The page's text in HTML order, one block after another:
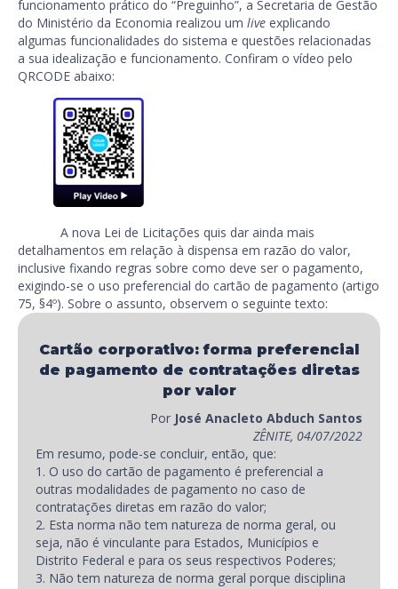
funcionamento prático do “Preguinho”, a Secretaria de Gestão
do Ministério da Economia realizou um live explicando
algumas funcionalidades do sistema e questões relacionadas
a sua idealização e funcionamento. Confiram o vídeo pelo
QRCODE abaixo:
A nova Lei de Licitações quis dar ainda mais
detalhamentos em relação à dispensa em razão do valor,
inclusive fixando regras sobre como deve ser o pagamento,
exigindo-se o uso preferencial do cartão de pagamento (artigo
75, §4º). Sobre o assunto, observem o seguinte texto:
Cartão corporativo: forma preferencial
de pagamento de contratações diretas
por valor
Por José Anacleto Abduch Santos
ZÊNITE, 04/07/2022
Em resumo, pode-se concluir, então, que:
1. O uso do cartão de pagamento é preferencial a
outras modalidades de pagamento no caso de
contratações diretas em razão do valor;
2. Esta norma não tem natureza de norma geral, ou
seja, não é vinculante para Estados, Municípios e
Distrito Federal e para os seus respectivos Poderes;
3. Não tem natureza de norma geral porque disciplina